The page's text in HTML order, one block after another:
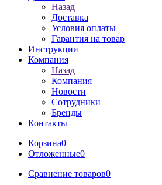
Назад
Доставка
Условия оплаты
Гарантия на товар
Инструкции
Компания
Назад
Компания
Новости
Сотрудники
Бренды
Контакты
Корзина0
Отложенные0
Сравнение товаров0